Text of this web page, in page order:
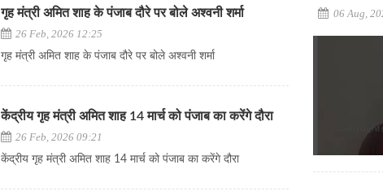
गृह मंत्री अमित शाह के पंजाब दौरे पर बोले अश्वनी शर्मा
26 Feb, 2026 12:25
गृह मंत्री अमित शाह के पंजाब दौरे पर बोले अश्वनी शर्मा
केंद्रीय गृह मंत्री अमित शाह 14 मार्च को पंजाब का करेंगे दौरा
26 Feb, 2026 09:21
केंद्रीय गृह मंत्री अमित शाह 14 मार्च को पंजाब का करेंगे दौरा
06 Aug,